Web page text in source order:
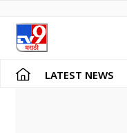
LATEST NEWS